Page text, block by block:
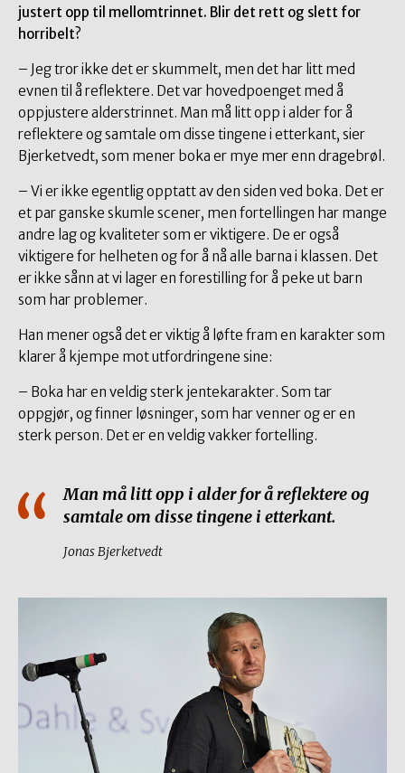
justert opp til mellomtrinnet. Blir det rett og slett for
horribelt?
– Jeg tror ikke det er skummelt, men det har litt med
evnen til å reflektere. Det var hovedpoenget med å
oppjustere alderstrinnet. Man må litt opp i alder for å
reflektere og samtale om disse tingene i etterkant, sier
Bjerketvedt, som mener boka er mye mer enn dragebrøl.
– Vi er ikke egentlig opptatt av den siden ved boka. Det er
et par ganske skumle scener, men fortellingen har mange
andre lag og kvaliteter som er viktigere. De er også
viktigere for helheten og for å nå alle barna i klassen. Det
er ikke sånn at vi lager en forestilling for å peke ut barn
som har problemer.
Han mener også det er viktig å løfte fram en karakter som
klarer å kjempe mot utfordringene sine:
– Boka har en veldig sterk jentekarakter. Som tar
oppgjør, og finner løsninger, som har venner og er en
sterk person. Det er en veldig vakker fortelling.
Man må litt opp i alder for å reflektere og
samtale om disse tingene i etterkant.
Jonas Bjerketvedt